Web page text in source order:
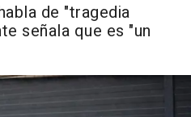
de "tragedia
señala que es "un